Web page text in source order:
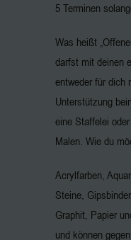
5 Terminen
Was heißt
darfst mit deinen
entweder für dich
Unterstützung
eine Staffelei
Malen. Wie du
Acrylfarben,
Steine,
Graphit, Papier
und können